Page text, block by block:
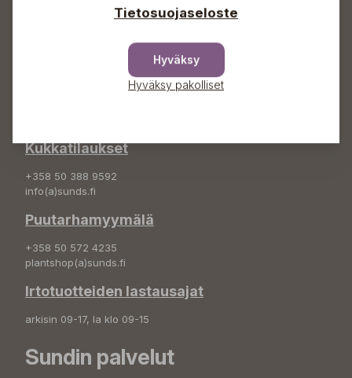
+358 50 388 9592
Kukkatilaukset
+358 50 388 9592
info(a)sunds.fi
Puutarhamyymälä
+358 50 572 4235
plantshop(a)sunds.fi
Irtotuotteiden lastausajat
arkisin 09-17, la klo 09-15
Sundin palvelut
Tietosuojaseloste
Hyväksy
Hyväksy pakolliset